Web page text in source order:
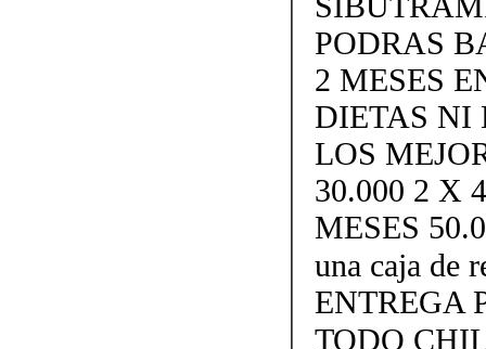
PODRAS
2 MESES
DIETAS NI
LOS
30.000 2 X
MESES
una caja de
ENTREGA
TODO